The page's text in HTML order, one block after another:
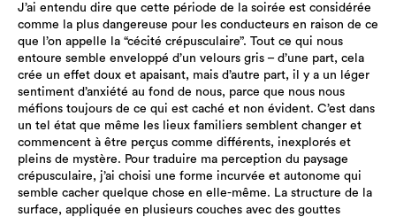
J’ai entendu dire que cette période de la soirée est considérée
comme la plus dangereuse pour les conducteurs en raison de ce
que l’on appelle la “cécité crépusculaire”. Tout ce qui nous
entoure semble enveloppé d’un velours gris – d’une part, cela
crée un effet doux et apaisant, mais d’autre part, il y a un léger
sentiment d’anxiété au fond de nous, parce que nous nous
méfions toujours de ce qui est caché et non évident. C’est dans
un tel état que même les lieux familiers semblent changer et
commencent à être perçus comme différents, inexplorés et
pleins de mystère. Pour traduire ma perception du paysage
crépusculaire, j’ai choisi une forme incurvée et autonome qui
semble cacher quelque chose en elle-même. La structure de la
surface, appliquée en plusieurs couches avec des gouttes